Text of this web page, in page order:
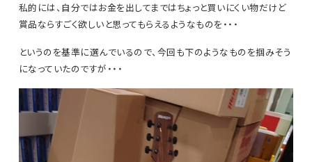
私的には、自分ではお金を出してまではちょっと買いにくい物だけど
賞品ならすごく欲しいと思ってもらえるようなものを・・・
というのを基準に選んでいるので、今回も下のようなものを掴みそう
になっていたのですが・・・